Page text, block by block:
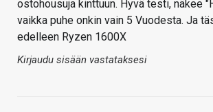
ostohousuja kinttuun. Hyvä testi, näkee
vaikka puhe onkin vain 5 Vuodesta. Ja
edelleen Ryzen 1600X
Kirjaudu sisään vastataksesi